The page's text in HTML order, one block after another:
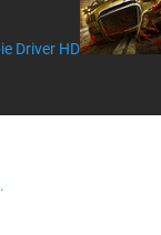
Driver HD